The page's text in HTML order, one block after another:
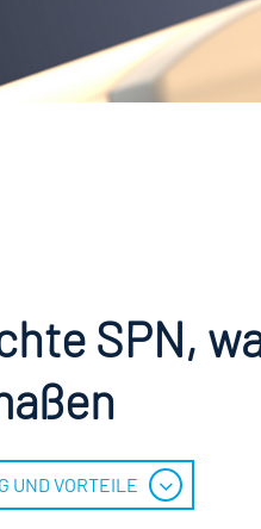
SPN,
UND VORTEILE